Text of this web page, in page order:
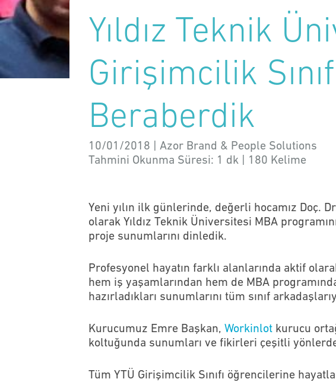
Yıldız Teknik
Girişimcilik
Beraberdik
10/01/2018 | Azor Brand & People Solutions
Tahmini Okunma Süresi: 1 dk 180 Kelime
Yeni yılın ilk günlerinde, değerli hocamız Doç.
olarak Yıldız Teknik Üniversitesi MBA
proje sunumlarını dinledik.
Profesyonel hayatın farklı alanlarında aktif
hem iş yaşamlarından hem de MBA
hazırladıkları sunumlarını tüm sınıf
Kurucumuz Emre Başkan, Workinlot kurucu
koltuğunda sunumları ve fikirleri çeşitli
Tüm YTÜ Girişimcilik Sınıfı öğrencilerine